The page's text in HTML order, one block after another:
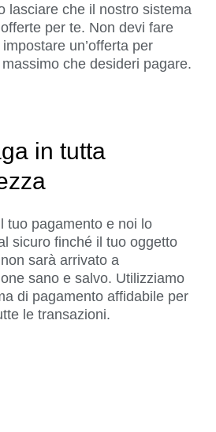
lasciare che il nostro sistema
per te. Non devi fare
un’offerta per
massimo che desideri pagare.
in tutta
tuo pagamento e noi lo
sicuro finché il tuo oggetto
sarà arrivato a
sano e salvo. Utilizziamo
di pagamento affidabile per
le transazioni.